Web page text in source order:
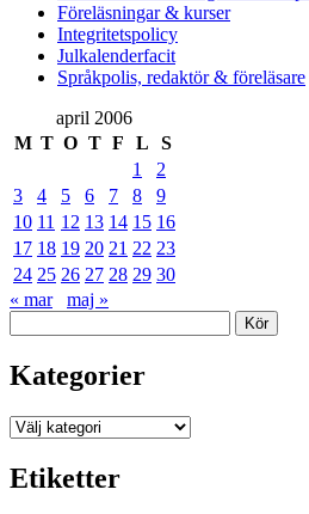
Föreläsningar & kurser
Integritetspolicy
Julkalenderfacit
Språkpolis, redaktör & föreläsare
Sidopanel
april 2006
M T O T F L
S
1
2
3
4 5 6 7 8
9
10 11 12 13 14 15 16
17 18 19 20 21 22 23
24 25 26 27 28 29 30
« mar
maj »
Kategorier
Kategorier
Etiketter